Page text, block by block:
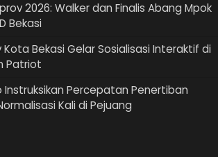
2026: Walker dan Finalis Abang Mpok
Bekasi
Kota Bekasi Gelar Sosialisasi Interaktif di
Patriot
Instruksikan Percepatan Penertiban
Kali di Pejuang